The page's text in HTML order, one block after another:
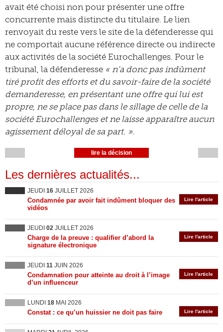
avait été choisi non pour présenter une offre
concurrente mais distincte du titulaire. Le lien
renvoyait du reste vers le site de la défenderesse qui
ne comportait aucune référence directe ou indirecte
aux activités de la société Eurochallenges. Pour le
tribunal, la défenderesse « n’a donc pas indûment
tiré profit des efforts et du savoir-faire de la société
demanderesse, en présentant une offre qui lui est
propre, ne se place pas dans le sillage de celle de la
société Eurochallenges et ne laisse apparaître aucun
agissement déloyal de sa part. ».
lire la décision
Les dernières actualités...
JEUDI 16 JUILLET 2026
Lire l'article
Condamnée par avoir fait indûment bloquer des
vidéos
JEUDI 02 JUILLET 2026
Lire l'article
Charge de la preuve : qualifier d’abord la
signature électronique
JEUDI 11 JUIN 2026
Lire l'article
Condamnation pour atteinte au droit à l’image
d’un influenceur
LUNDI 18 MAI 2026
Lire l'article
Constat : ce qu’un huissier ne doit pas faire